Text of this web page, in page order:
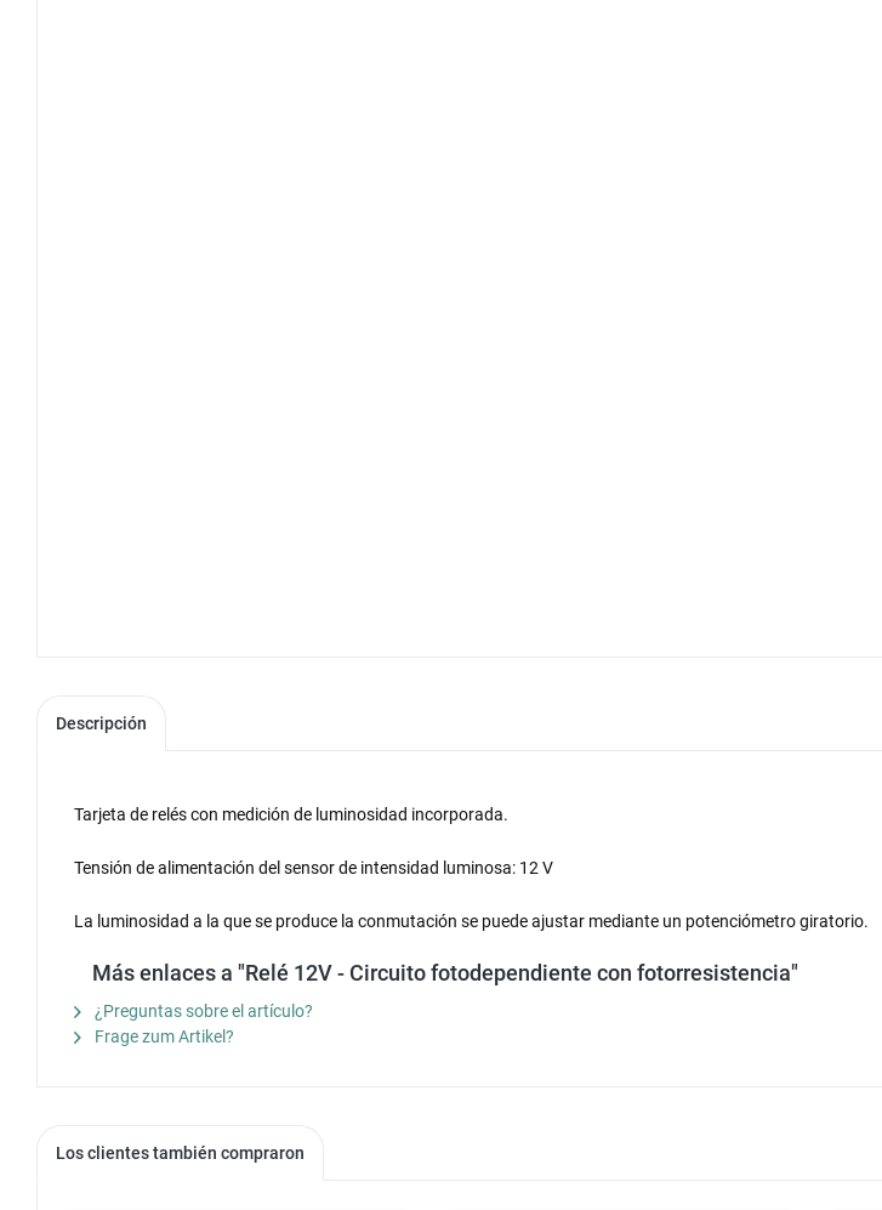
Descripción
Tarjeta de relés con medición de luminosidad incorporada.
Tensión de alimentación del sensor de intensidad luminosa: 12 V
La luminosidad a la que se produce la conmutación se puede ajustar mediante un potenciómetro giratorio.
Más enlaces a "Relé 12V - Circuito fotodependiente con fotorresistencia"
¿Preguntas sobre el artículo?
Frage zum Artikel?
Los clientes también compraron